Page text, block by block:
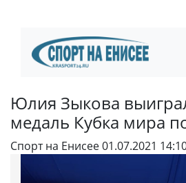
Юлия Зыкова
медаль Кубка мира
Спорт на Енисее01.07.2021